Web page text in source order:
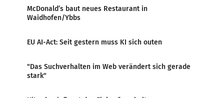
McDonald’s baut neues Restaurant in
Waidhofen/Ybbs
EU AI-Act: Seit gestern muss KI sich outen
"Das Suchverhalten im Web verändert sich gerade
stark"